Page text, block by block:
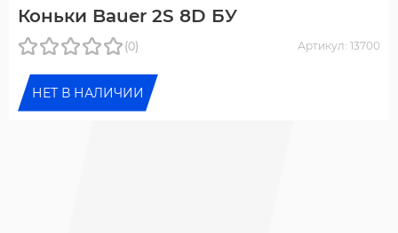
Коньки Bauer 2S 8D БУ
(0) Артикул: 13700
НЕТ В НАЛИЧИИ